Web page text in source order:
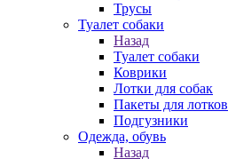
Трусы
Туалет собаки
Назад
Туалет собаки
Коврики
Лотки для собак
Пакеты для лотков
Подгузники
Одежда, обувь
Назад